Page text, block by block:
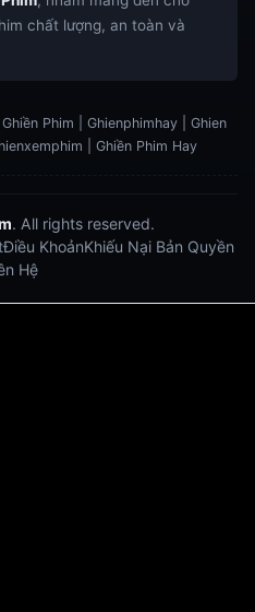
chất lượng, an toàn và
Phim | Ghienphimhay | Ghien
| Ghiền Phim Hay
. All rights reserved.
Điều KhoảnKhiếu Nại Bản Quyền
Hệ